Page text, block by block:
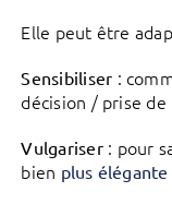
Elle peut être
Sensibiliser :
décision / prise de
Vulgariser: pour
bien plus